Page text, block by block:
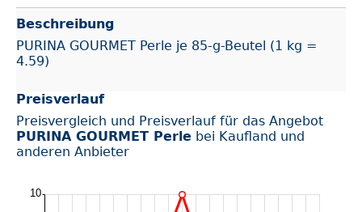
Beschreibung
PURINA GOURMET Perle je 85-g-Beutel (1 kg =
4.59)
Preisverlauf
Preisvergleich und Preisverlauf für das Angebot
PURINA GOURMET Perle bei Kaufland und
anderen Anbieter